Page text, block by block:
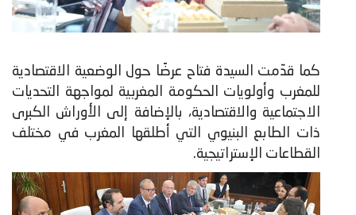
كما قدّمت السيدة فتاح عرضًا حول الوضعية الاقتصادية
للمغرب وأولويات الحكومة المغربية لمواجهة التحديات
الاجتماعية والاقتصادية، بالإضافة إلى الأوراش الكبرى
ذات الطابع البنيوي التي أطلقها المغرب في مختلف
القطاعات الإستراتيجية.